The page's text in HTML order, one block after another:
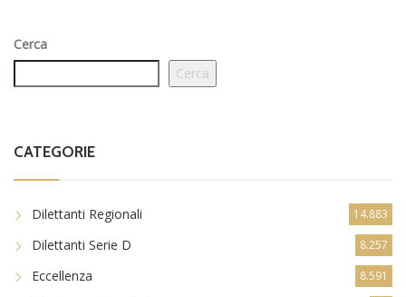
Cerca
Cerca
CATEGORIE
Dilettanti Regionali 14.883
Dilettanti Serie D 8.257
Eccellenza 8.591